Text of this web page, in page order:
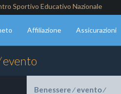
Sportivo Educativo Nazionale
Affiliazione Assicurazioni
evento
Benessere⁄evento⁄